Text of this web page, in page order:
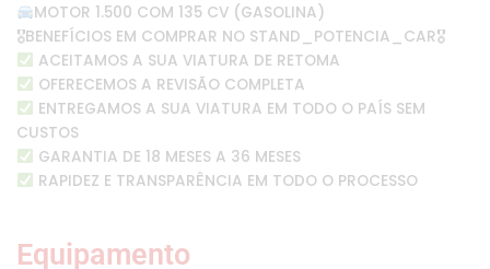
MOTOR 1.500 COM 135 CV (GASOLINA)
🎖BENEFÍCIOS EM COMPRAR NO STAND_POTENCIA_CAR🎖
ACEITAMOS A SUA VIATURA DE RETOMA
OFERECEMOS A REVISÃO COMPLETA
ENTREGAMOS A SUA VIATURA EM TODO O PAÍS SEM
CUSTOS
GARANTIA DE 18 MESES A 36 MESES
RAPIDEZ E TRANSPARÊNCIA EM TODO O PROCESSO
Equipamento